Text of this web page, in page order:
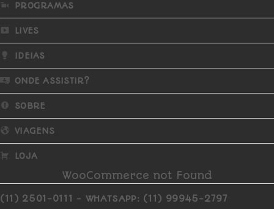
PROGRAMAS
LIVES
IDEIAS
ONDE ASSISTIR?
SOBRE
VIAGENS
LOJA
WooCommerce not Found
(11) 2501-0111 - WHATSAPP: (11) 99945-2797